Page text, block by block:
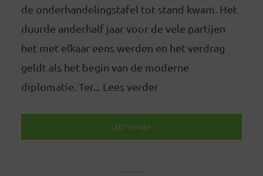
de onderhandelingstafel tot stand kwam. Het
duurde anderhalf jaar voor de vele partijen
het met elkaar eens werden en het verdrag
geldt als het begin van de moderne
diplomatie. Ter... Lees verder
LEES VERDER